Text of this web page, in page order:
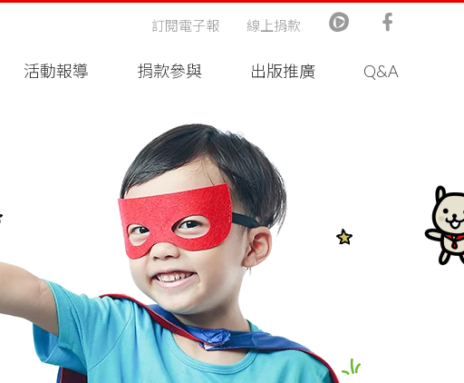
活動報導 捐款參與 出版推廣 Q&A
訂閱電子報 線上捐款